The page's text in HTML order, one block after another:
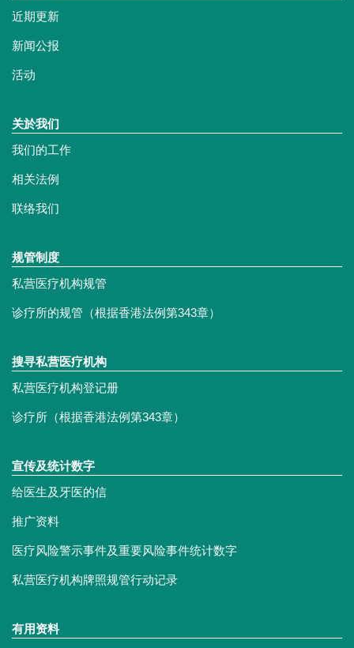
近期更新
新闻公报
活动
关於我们
我们的工作
相关法例
联络我们
规管制度
私营医疗机构规管
诊疗所的规管（根据香港法例第343章）
搜寻私营医疗机构
私营医疗机构登记册
诊疗所（根据香港法例第343章）
宣传及统计数字
给医生及牙医的信
推广资料
医疗风险警示事件及重要风险事件统计数字
私营医疗机构牌照规管行动记录
有用资料